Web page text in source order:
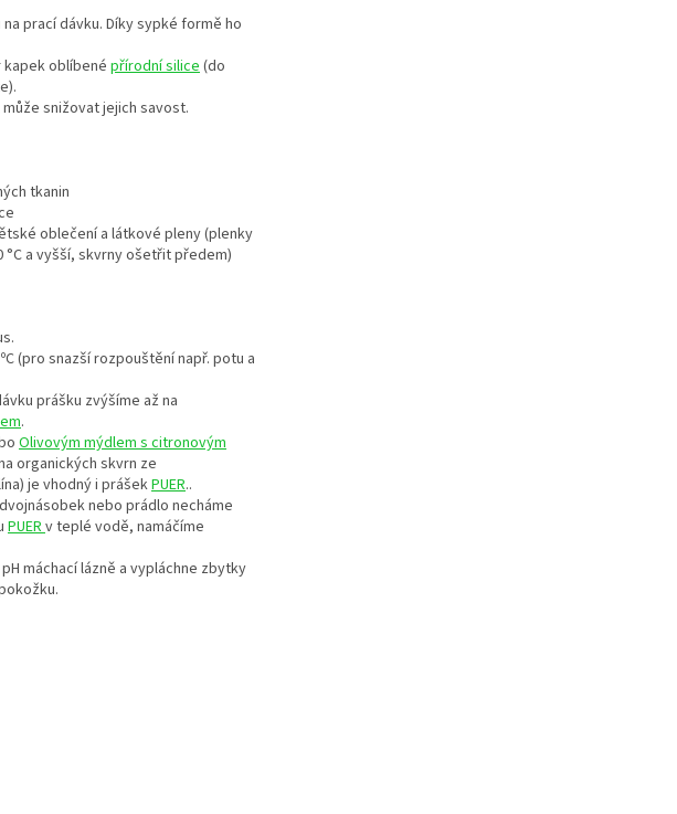
prací dávku. Díky sypké formě ho
oblíbené přírodní silice (do
snižovat jejich savost.
tkanin
oblečení a látkové pleny (plenky
a vyšší, skvrny ošetřit předem)
(pro snazší rozpouštění např. potu a
prášku zvýšíme až na
.
Olivovým mýdlem s citronovým
organických skvrn ze
je vhodný i prášekPUER..
nebo prádlo necháme
PUER v teplé vodě, namáčíme
máchací lázně a vypláchne zbytky